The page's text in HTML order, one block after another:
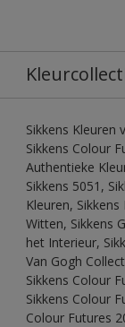
Sikkens Kleuren
Sikkens Colour
Authentieke
Sikkens 5051,
Kleuren,
Witten, Sikkens
het Interieur,
Van Gogh
Sikkens Colour
Sikkens Colour
Colour Futures